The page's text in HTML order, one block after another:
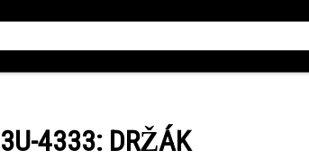
3U-4333: DRŽÁK